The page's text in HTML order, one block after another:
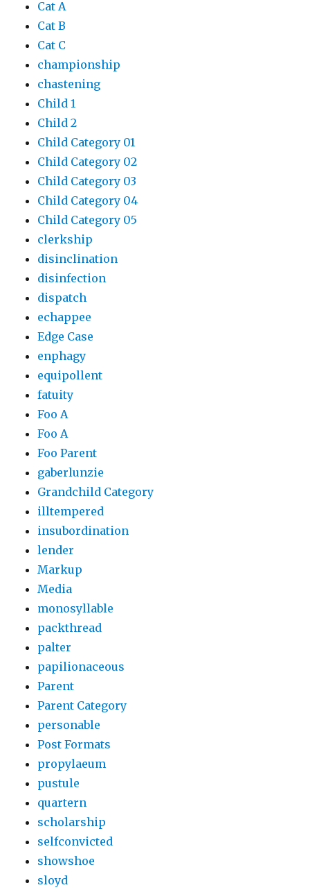
Cat A
Cat B
Cat C
championship
chastening
Child 1
Child 2
Child Category 01
Child Category 02
Child Category 03
Child Category 04
Child Category 05
clerkship
disinclination
disinfection
dispatch
echappee
Edge Case
enphagy
equipollent
fatuity
Foo A
Foo A
Foo Parent
gaberlunzie
Grandchild Category
illtempered
insubordination
lender
Markup
Media
monosyllable
packthread
palter
papilionaceous
Parent
Parent Category
personable
Post Formats
propylaeum
pustule
quartern
scholarship
selfconvicted
showshoe
sloyd